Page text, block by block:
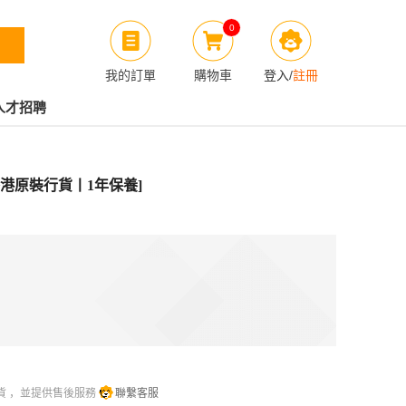
我的訂單
0
購物車 登入/註冊
才招聘
原裝行貨丨1年保養]
，並提供售後服務 聯繫客服